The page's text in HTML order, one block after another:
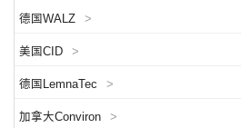
德国WALZ >
美国CID >
德国LemnaTec >
加拿大Conviron >